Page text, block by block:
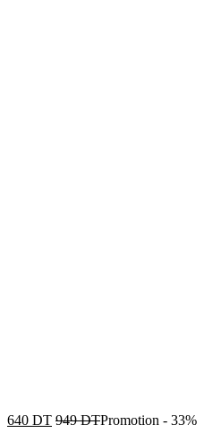
640 DT 949DTPromotion - 33%